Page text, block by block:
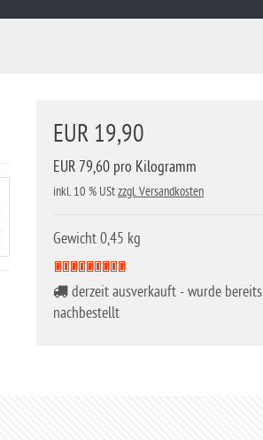
EUR 19,90
EUR 79,60 pro Kilogramm
inkl. 10 % UStzzgl. Versandkosten
Gewicht 0,45 kg
derzeit ausverkauft - wurde bereits
nachbestellt